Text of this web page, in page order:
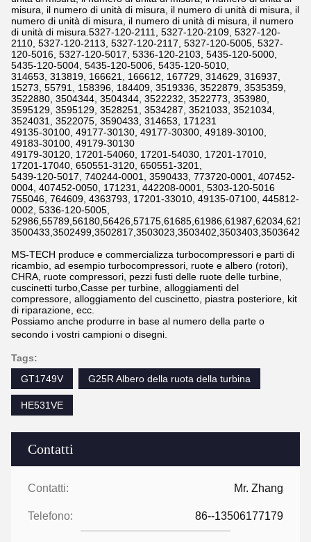
Contatti
Contatti: Mr. Zhang
Telefono: 86--13506177179
misura, il numero di unità di misura, il numero di unità di misura, il
numero di unità di misura, il numero di unità di misura, il numero
di unità di misura.5327-120-2111, 5327-120-2109, 5327-120-
2110, 5327-120-2113, 5327-120-2117, 5327-120-5005, 5327-
120-5016, 5327-120-5017, 5336-120-2103, 5435-120-5000,
5435-120-5004, 5435-120-5006, 5435-120-5010,
314653, 313819, 166621, 166612, 167729, 314629, 316937,
15273, 55791, 158396, 184409, 3519336, 3522879, 3535359,
3522880, 3504344, 3504344, 3522232, 3522773, 353980,
3595129, 3595129, 3528251, 3534287, 3521033, 3521034,
3524031, 3522075, 3590433, 314653, 171231
49135-30100, 49177-30130, 49177-30300, 49189-30100,
49183-30100, 49179-30130
49179-30120, 17201-54060, 17201-54030, 17201-17010,
17201-17040, 650551-3120, 650551-3201,
5439-120-5017, 740244-0001, 3590433, 773720-0001, 407452-
0004, 407452-0050, 171231, 442208-0001, 5303-120-5016
755046, 764609, 4363793, 17201-33010, 49135-07100, 445812-
0002, 5336-120-5005,
MS-TECH produce e commercializza turbocompressori e parti di
ricambio, ad esempio turbocompressori, ruote e albero (rotori),
CHRA, ruote compressori, pezzi fusti delle ruote delle turbine,
cuscinetti turbo,Casse per turbine, alloggiamenti del
compressore, alloggiamento del cuscinetto, piastra posteriore, kit
di riparazione, ecc.
Possiamo anche produrre in base al numero della parte o
secondo i vostri campioni o disegni.
Tags:
GT1749V
G25R Albero della ruota della turbina
HE531VE